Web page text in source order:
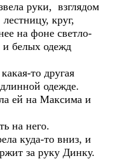
руки, взглядом
круг,
на фоне светло-
и белых одежд
то другая
одежде.
ей на Максима и
на него.
куда-то вниз, и
за руку Динку.